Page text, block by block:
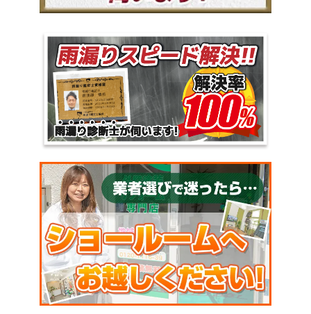
ポリシーをこれからも実現していくために、 私、
すぶっている職人さん」の晴れ舞台にしたい＞ と
本気で思っております。 例えば、こんなこと
（↓）を思いながら、 毎日現場に向かっている職人
さんは、 株式会社雅に大歓迎です！ 〇 元請け
から 「この現場、単価が足りていないから、
塗料を薄めてでも予算の範囲内で現場をおさめ
てほしい」と言われ、 「あ～あ、お客さんが可
哀そう」と思うような仕事はしたくないと思ってい
る人 〇 こんなことをするために職人になったわ
けじゃないと悩んでいる人 〇 職人として納得の
いく仕事、プロフェッショナルな仕事がしたいと切
望している人 〇 元請けではなく、お客様のため
にやりがいや達成感をもっと味わえる仕事がしたい
と燃えている人 （↑ 工事部長の松川が仕事の合